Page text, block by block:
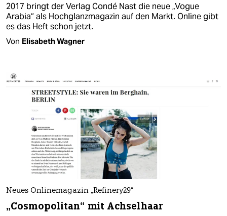
2017 bringt der Verlag Condé Nast die neue „Vogue
Arabia“ als Hochglanzmagazin auf den Markt. Online gibt
es das Heft schon jetzt.
Von Elisabeth Wagner
Neues Onlinemagazin „Refinery29“
„Cosmopolitan“ mit Achselhaar